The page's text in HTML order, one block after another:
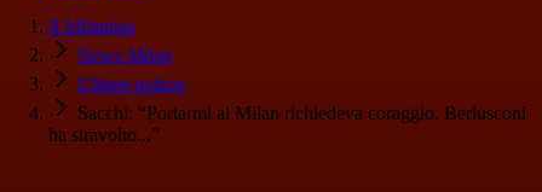
Il Milanista
News Milan
Ultime notizie
Sacchi: “Portarmi al Milan richiedeva coraggio. Berlusconi
ha stravolto...”